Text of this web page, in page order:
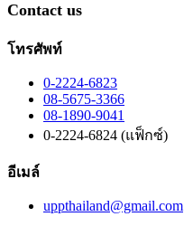
Contact us
โทรศัพท์
0-2224-6823
08-5675-3366
08-1890-9041
0-2224-6824 (แฟ็กซ์)
อีเมล์
uppthailand@gmail.com